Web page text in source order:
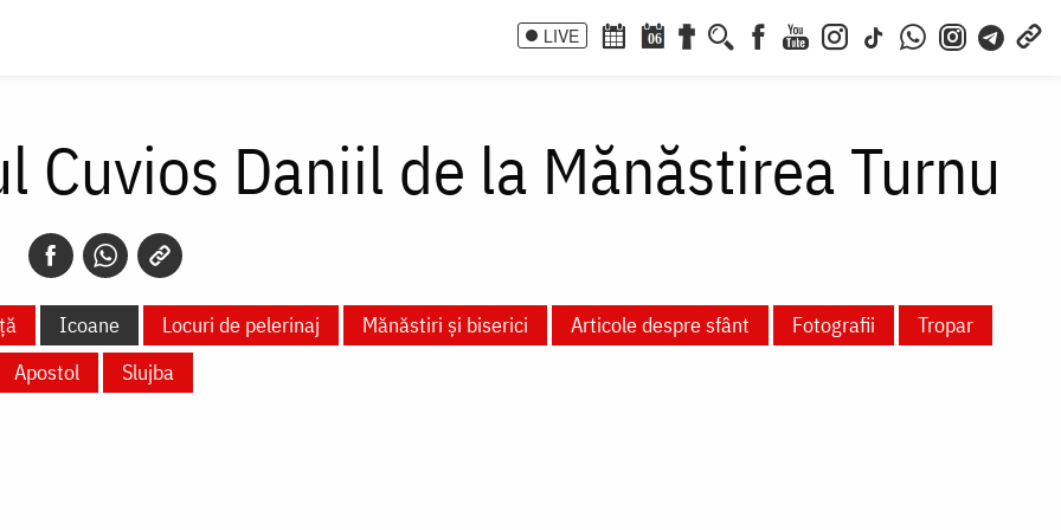
LIVE 06
Cuvios Daniil de la Mănăstirea Turnu
Icoane Locuri de pelerinaj Mănăstiri și biserici Articole despre sfânt Fotografii
Tropar
Apostol Slujba